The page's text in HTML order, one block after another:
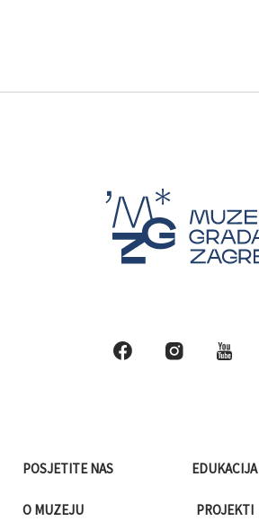
POSJETITE NAS
O MUZEJU
EDUKACIJA
PROJEKTI